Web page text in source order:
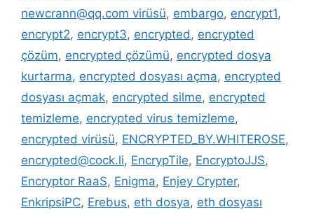
newcrann@qq.com virüsü, embargo, encrypt1,
encrypt2, encrypt3, encrypted, encrypted
çözüm, encrypted çözümü, encrypted dosya
kurtarma, encrypted dosyası açma, encrypted
dosyası açmak, encrypted silme, encrypted
temizleme, encrypted virus temizleme,
encrypted virüsü, ENCRYPTED_BY.WHITEROSE,
encrypted@cock.li, EncrypTile, EncryptoJJS,
Encryptor RaaS, Enigma, Enjey Crypter,
EnkripsiPC, Erebus, eth dosya, eth dosyası